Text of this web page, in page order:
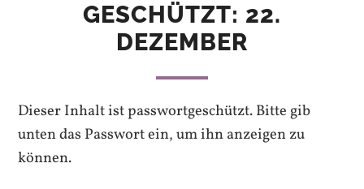
GESCHÜTZT: 22.
DEZEMBER
Dieser Inhalt ist passwortgeschützt. Bitte gib
unten das Passwort ein, um ihn anzeigen zu
können.